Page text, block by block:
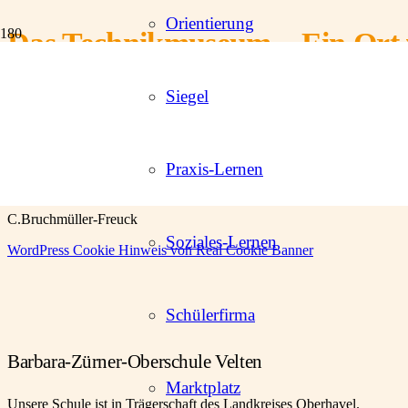
Orientierung
Siegel
Praxis-Lernen
Soziales-Lernen
Schülerfirma
Marktplatz
Das Technikmuseum – Ein
Vielfalt der Exponate war beeindruckend.
C.Bruchmüller-Freuck
Barbara-Zürner-Oberschule Velten
Unsere Schule ist in Trägerschaft des Landkreises Oberhavel.
WordPress Cookie Hinweis von Real Cookie Banner